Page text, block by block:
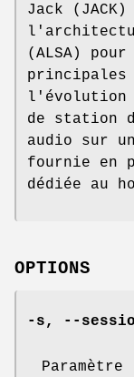
Jack
(ALSA)
principales
l'évolution
de station
audio sur
fournie en
dédiée au
OPTIONS
-s, --